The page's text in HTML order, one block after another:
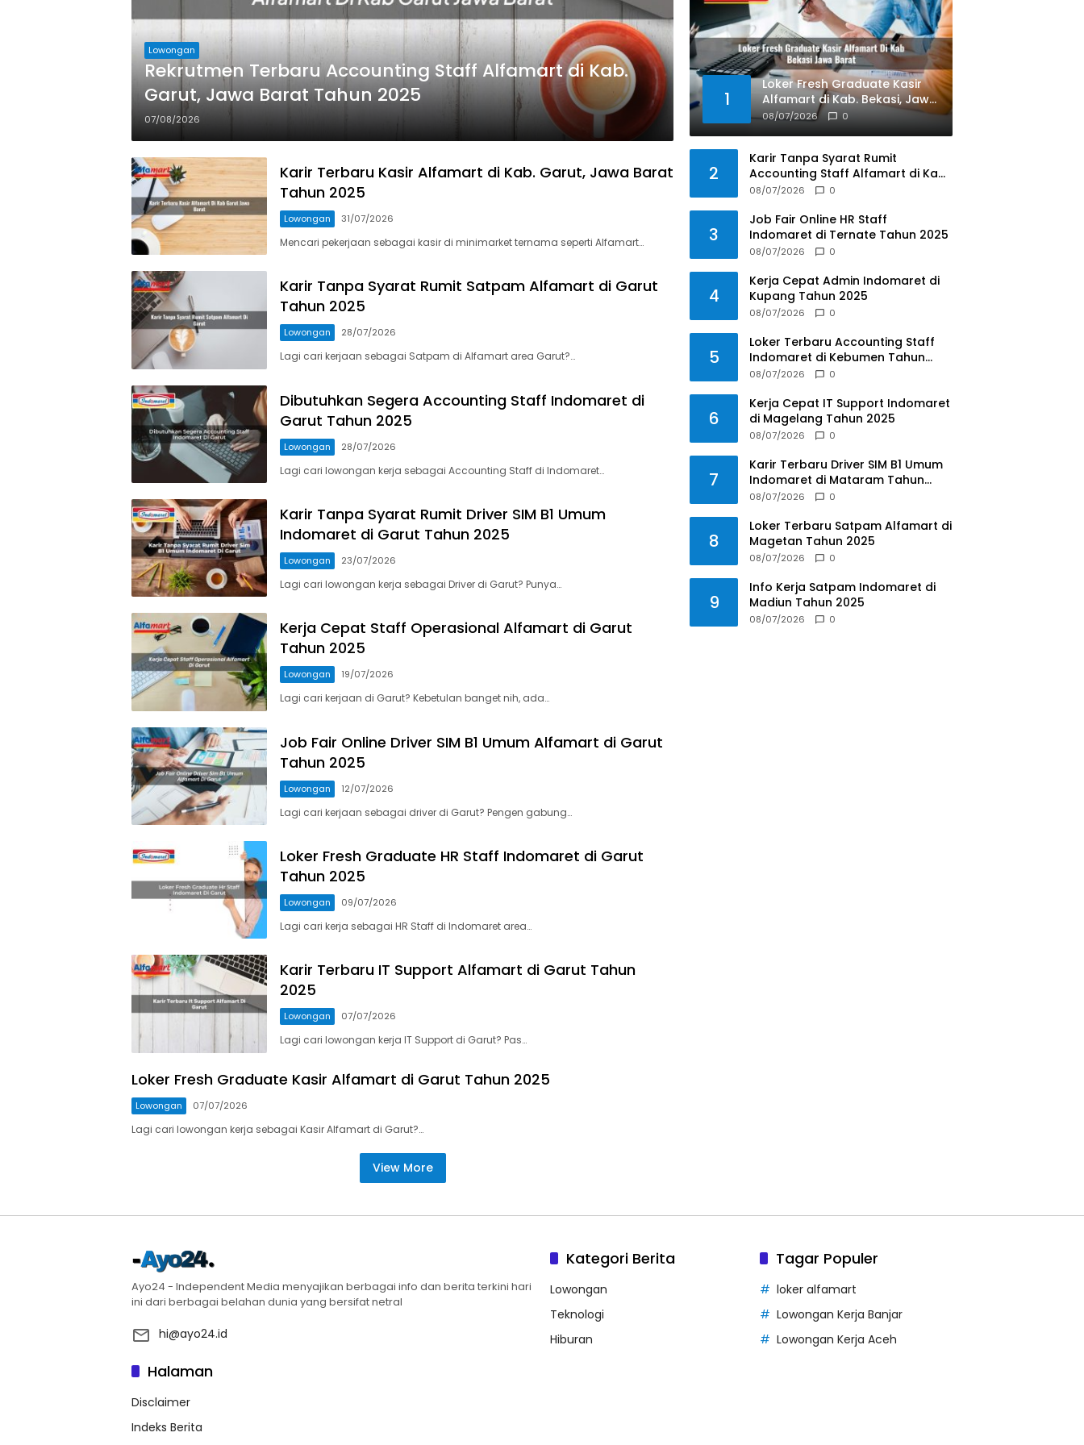
Lowongan
Rekrutmen Terbaru Accounting Staff Alfamart di Kab.
Garut, Jawa Barat Tahun 2025
07/08/2026
Karir Terbaru Kasir Alfamart di Kab. Garut, Jawa Barat
Tahun 2025
Lowongan 31/07/2026
Mencari pekerjaan sebagai kasir di minimarket ternama seperti Alfamart…
Karir Tanpa Syarat Rumit Satpam Alfamart di Garut
Tahun 2025
Lowongan 28/07/2026
Lagi cari kerjaan sebagai Satpam di Alfamart area Garut?…
Dibutuhkan Segera Accounting Staff Indomaret di
Garut Tahun 2025
Lowongan 28/07/2026
Lagi cari lowongan kerja sebagai Accounting Staff di Indomaret…
Karir Tanpa Syarat Rumit Driver SIM B1 Umum
Indomaret di Garut Tahun 2025
Lowongan 23/07/2026
Lagi cari lowongan kerja sebagai Driver di Garut? Punya…
Kerja Cepat Staff Operasional Alfamart di Garut
Tahun 2025
Lowongan 19/07/2026
Lagi cari kerjaan di Garut? Kebetulan banget nih, ada…
Job Fair Online Driver SIM B1 Umum Alfamart di Garut
Tahun 2025
Lowongan 12/07/2026
Lagi cari kerjaan sebagai driver di Garut? Pengen gabung…
Loker Fresh Graduate HR Staff Indomaret di Garut
Tahun 2025
Lowongan 09/07/2026
Lagi cari kerja sebagai HR Staff di Indomaret area…
Karir Terbaru IT Support Alfamart di Garut Tahun
2025
Lowongan 07/07/2026
Lagi cari lowongan kerja IT Support di Garut? Pas…
Loker Fresh Graduate Kasir Alfamart di Garut Tahun 2025
Lowongan 07/07/2026
Lagi cari lowongan kerja sebagai Kasir Alfamart di Garut?…
View More
1
Loker Fresh Graduate Kasir
Alfamart di Kab. Bekasi, Jawa
Barat Tahun 2025
08/07/2026 0
2
Karir Tanpa Syarat Rumit
Accounting Staff Alfamart di Kab.
Aceh Besar, Aceh Tahun 2025
08/07/2026 0
3
Job Fair Online HR Staff
Indomaret di Ternate Tahun 2025
08/07/2026 0
4
Kerja Cepat Admin Indomaret di
Kupang Tahun 2025
08/07/2026 0
5
Loker Terbaru Accounting Staff
Indomaret di Kebumen Tahun
2025
08/07/2026 0
6
Kerja Cepat IT Support Indomaret
di Magelang Tahun 2025
08/07/2026 0
7
Karir Terbaru Driver SIM B1 Umum
Indomaret di Mataram Tahun
2025
08/07/2026 0
8
Loker Terbaru Satpam Alfamart di
Magetan Tahun 2025
08/07/2026 0
9
Info Kerja Satpam Indomaret di
Madiun Tahun 2025
08/07/2026 0
Ayo24 - Independent Media menyajikan berbagai info dan berita terkini hari
ini dari berbagai belahan dunia yang bersifat netral
hi@ayo24.id
Halaman
Disclaimer
Indeks Berita
Kategori Berita
Lowongan
Teknologi
Hiburan
Tagar Populer
loker alfamart
Lowongan Kerja Banjar
Lowongan Kerja Aceh